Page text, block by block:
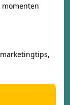
momenten